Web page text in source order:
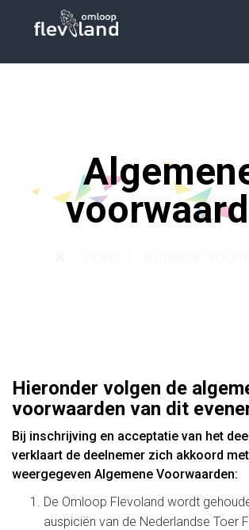
Hieronder volgen de
voorwaarden van dit
Bij inschrijving en acceptatie van het
verklaart de deelnemer zich akkoord
weergegeven Algemene Voorwaarden:
De Omloop Flevoland wordt
auspiciën van de Nederlandse Toer